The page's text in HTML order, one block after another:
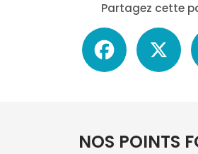
Partagez cette
Facebook
NOS POINTS